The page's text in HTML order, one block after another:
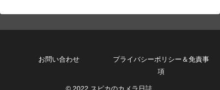
お問い合わせ
プライバシーポリシー＆免責事
項